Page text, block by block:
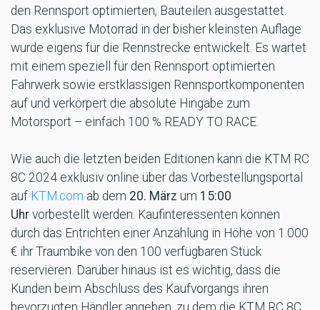
den Rennsport optimierten, Bauteilen ausgestattet.
Das exklusive Motorrad in der bisher kleinsten Auflage
wurde eigens für die Rennstrecke entwickelt. Es wartet
mit einem speziell für den Rennsport optimierten
Fahrwerk sowie erstklassigen Rennsportkomponenten
auf und verkörpert die absolute Hingabe zum
Motorsport – einfach 100 % READY TO RACE.
Wie auch die letzten beiden Editionen kann die KTM RC
8C 2024 exklusiv online über das Vorbestellungsportal
auf KTM.com ab dem 20. März um 15:00
Uhr vorbestellt werden. Kaufinteressenten können
durch das Entrichten einer Anzahlung in Höhe von 1.000
€ ihr Traumbike von den 100 verfügbaren Stück
reservieren. Darüber hinaus ist es wichtig, dass die
Kunden beim Abschluss des Kaufvorgangs ihren
bevorzugten Händler angeben, zu dem die KTM RC 8C